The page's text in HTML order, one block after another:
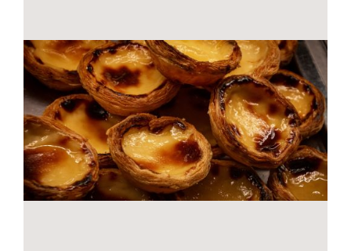
The
options
may
be
chosen
on
the